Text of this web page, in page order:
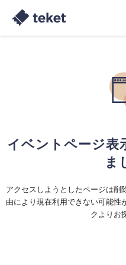
イベントページ表
ま
アクセスしようとしたページは削
由により現在利用できない可能性
クよりお